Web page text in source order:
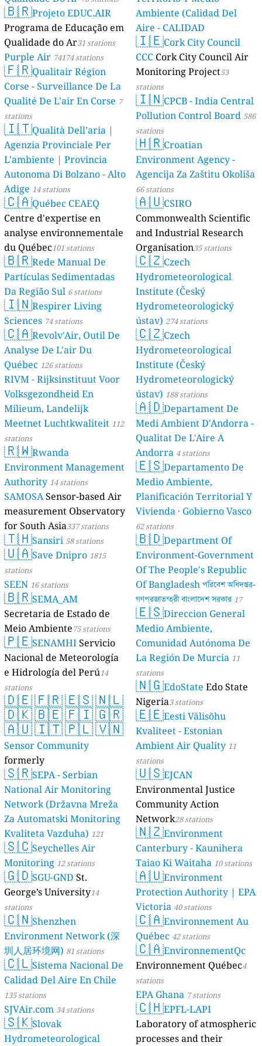
Ambiente (Calidad Del
Aire - CALIDAD
AMBIENTAL) 23 stations
🇮🇪Cork City Council
CCC Cork City Council Air
Monitoring Project53
stations
🇮🇳CPCB - India Central
Pollution Control Board 586
stations
🇭🇷Croatian
Environment Agency -
Agencija Za Zaštitu Okoliša
66 stations
🇦🇺CSIRO
Commonwealth Scientific
and Industrial Research
Organisation35 stations
🇨🇿Czech
Hydrometeorological
Institute (Český
Hydrometeorologický
ústav) 274 stations
🇨🇿Czech
Hydrometeorological
Institute (Český
Hydrometeorologický
ústav) 188 stations
🇦🇩Departament De
Medi Ambient D'Andorra -
Qualitat De L'Aire A
Andorra 4 stations
🇪🇸Departamento De
Medio Ambiente,
Planificación Territorial Y
Vivienda · Gobierno Vasco
62 stations
🇧🇩Department Of
Environment-Government
Of The People's Republic
Of Bangladesh পরিবেশ অধিদপ্তর-
গণপ্রজাতন্ত্রী বাংলাদেশ সরকার 17
stations
🇪🇸Direccion General
Medio Ambiente,
Comunidad Autónoma De
La Región De Murcia 11
stations
🇳🇬EdoStateEdo State
Nigeria3 stations
🇪🇪Eesti Välisõhu
Kvaliteet - Estonian
Ambient Air Quality 11
stations
🇺🇸EJCAN
Environmental Justice
Community Action
Network28 stations
🇳🇿Environment
Canterbury - Kaunihera
Taiao Ki Waitaha 10 stations
🇦🇺Environment
Protection Authority | EPA
Victoria 40 stations
🇨🇦Environnement Au
Québec 42 stations
🇨🇦EnvironnementQc
Environnement Québec4
stations
EPA Ghana 7 stations
🇨🇭EPFL-LAPI
Laboratory of atmospheric
processes and their
🇧🇷Projeto EDUC.AIR
Programa de Educação em
Qualidade do Ar31 stations
Purple Air 74174 stations
🇫🇷Qualitair Région
Corse - Surveillance De La
Qualité De L'air En Corse 7
stations
🇮🇹Qualità Dell’aria |
Agenzia Provinciale Per
L'ambiente | Provincia
Autonoma Di Bolzano - Alto
Adige 14 stations
🇨🇦Québec CEAEQ
Centre d'expertise en
analyse environnementale
du Québec101 stations
🇧🇷Rede Manual De
Partículas Sedimentadas
Da Região Sul 6 stations
🇮🇳Respirer Living
Sciences 74 stations
🇨🇦Revolv'Air, Outil De
Analyse De L'air Du
Québec 126 stations
RIVM - Rijksinstituut Voor
Volksgezondheid En
Milieum, Landelijk
Meetnet Luchtkwaliteit 112
stations
🇷🇼Rwanda
Environment Management
Authority 14 stations
SAMOSASensor-based Air
measurement Observatory
for South Asia337 stations
🇹🇭Sansiri 58 stations
🇺🇦Save Dnipro 1815
stations
SEEN 16 stations
🇧🇷SEMA_AM
Secretaria de Estado de
Meio Ambiente75 stations
🇵🇪SENAMHIServicio
Nacional de Meteorología
e Hidrología del Perú14
stations
🇩🇪🇫🇷🇪🇸🇳🇱
🇩🇰🇧🇪🇫🇮🇬🇷
🇦🇺🇮🇹🇵🇱🇻🇳
Sensor Community
formerly
luftdaten.info35809 stations
🇸🇷SEPA - Serbian
National Air Monitoring
Network (Državna Mreža
Za Automatski Monitoring
Kvaliteta Vazduha) 121
stations
🇸🇨Seychelles Air
Monitoring 12 stations
🇬🇩SGU-GNDSt.
George’s University14
stations
🇨🇳Shenzhen
Environment Network (深
圳人居环境网) 81 stations
🇨🇱Sistema Nacional De
Calidad Del Aire En Chile
135 stations
SJVAir.com 34 stations
🇸🇰Slovak
Hydrometeorological